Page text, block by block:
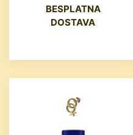
BESPLATNA
DOSTAVA